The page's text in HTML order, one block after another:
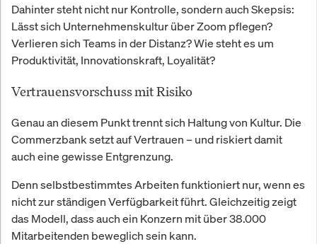
Dahinter steht nicht nur Kontrolle, sondern auch Skepsis:
Lässt sich Unternehmenskultur über Zoom pflegen?
Verlieren sich Teams in der Distanz? Wie steht es um
Produktivität, Innovationskraft, Loyalität?
Vertrauensvorschuss mit Risiko
Genau an diesem Punkt trennt sich Haltung von Kultur. Die
Commerzbank setzt auf Vertrauen – und riskiert damit
auch eine gewisse Entgrenzung.
Denn selbstbestimmtes Arbeiten funktioniert nur, wenn es
nicht zur ständigen Verfügbarkeit führt. Gleichzeitig zeigt
das Modell, dass auch ein Konzern mit über 38.000
Mitarbeitenden beweglich sein kann.